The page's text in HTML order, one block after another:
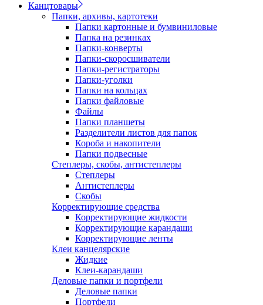
Канцтовары
Папки, архивы, картотеки
Папки картонные и бумвиниловые
Папка на резинках
Папки-конверты
Папки-скоросшиватели
Папки-регистраторы
Папки-уголки
Папки на кольцах
Папки файловые
Файлы
Папки планшеты
Разделители листов для папок
Короба и накопители
Папки подвесные
Степлеры, скобы, антистеплеры
Степлеры
Антистеплеры
Скобы
Корректирующие средства
Корректирующие жидкости
Корректирующие карандаши
Корректирующие ленты
Клеи канцелярские
Жидкие
Клеи-карандаши
Деловые папки и портфели
Деловые папки
Портфели